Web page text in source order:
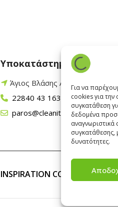
Για να
cookies για
συγκατάθεση
δεδομένα
συγκατάθεσης,
δυνατότητες.
Υποκατάστημα Πάρου
Άγιος Βλάσης Αρχίλοχος,
22840 43 163
paros@cleanit.gr
INSPIRATION CORNER |